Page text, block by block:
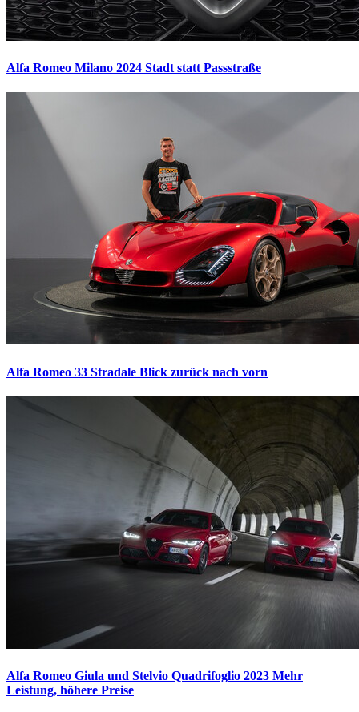
Alfa Romeo Milano 2024 Stadt statt Passstraße
Alfa Romeo 33 Stradale Blick zurück nach vorn
Alfa Romeo Giula und Stelvio Quadrifoglio 2023 Mehr
Leistung, höhere Preise